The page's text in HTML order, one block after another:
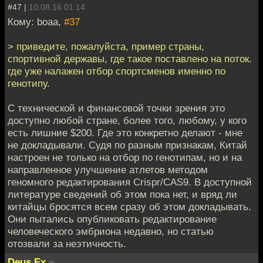
#47 | 10.08.16 01:14
Кому: boaa, #37
> приведите, пожалуйста, пример страны,
спортивной державы, где такое поставлено на поток.
где уже налажен отбор спортсменов именно по
генотипу.
С технической и финансовой точки зрения это
доступно любой стране, более того, любому, у кого
есть лишние $200. Где это конкретно делают - мне
не докладывали. Судя по разным признакам, Китай
настроен не только на отбор по генотипам, но и на
направленное улучшение атлетов методом
геномного редактирования Crispr/CAS9. В доступной
литературе сведений об этом пока нет, и вряд ли
китайцы бросятся всем сразу об этом докладывать.
Они пытались опубликовать редактирование
человеческого эмбриона недавно, но статью
отозвали за неэтичность.